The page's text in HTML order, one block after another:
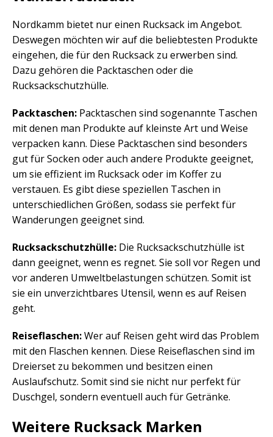
Nordkamm bietet nur einen Rucksack im Angebot.
Deswegen möchten wir auf die beliebtesten Produkte
eingehen, die für den Rucksack zu erwerben sind.
Dazu gehören die Packtaschen oder die
Rucksackschutzhülle.
Packtaschen: Packtaschen sind sogenannte Taschen
mit denen man Produkte auf kleinste Art und Weise
verpacken kann. Diese Packtaschen sind besonders
gut für Socken oder auch andere Produkte geeignet,
um sie effizient im Rucksack oder im Koffer zu
verstauen. Es gibt diese speziellen Taschen in
unterschiedlichen Größen, sodass sie perfekt für
Wanderungen geeignet sind.
Rucksackschutzhülle: Die Rucksackschutzhülle ist
dann geeignet, wenn es regnet. Sie soll vor Regen und
vor anderen Umweltbelastungen schützen. Somit ist
sie ein unverzichtbares Utensil, wenn es auf Reisen
geht.
Reiseflaschen:Wer auf Reisen geht wird das Problem
mit den Flaschen kennen. Diese Reiseflaschen sind im
Dreierset zu bekommen und besitzen einen
Auslaufschutz. Somit sind sie nicht nur perfekt für
Duschgel, sondern eventuell auch für Getränke.
Weitere Rucksack Marken